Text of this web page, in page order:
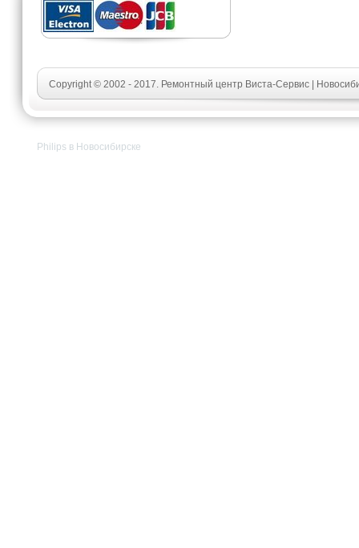
Copyright © 2002 - 2017. Ремонтный центр Виста-Сервис |
Philips в Новосибирске